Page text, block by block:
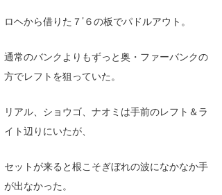
ロヘから借りた７’６の板でパドルアウト。
通常のバンクよりもずっと奥・ファーバンクの
方でレフトを狙っていた。
リアル、ショウゴ、ナオミは手前のレフト＆ラ
イト辺りにいたが、
セットが来ると根こそぎぼれの波になかなか手
が出なかった。
DELTA FORCE SURF
熊谷素子
進士剛光
植村未来
NOBUFUKU
大野”MAR”修聖
喜納海人
Aichan
ECE
G◎Da
H
KID
KOBU